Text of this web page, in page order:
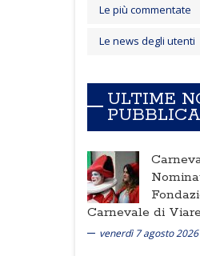
Le più commentate
Le news degli utenti
ULTIME
Carnevale di
venerdì 7 agosto 2026